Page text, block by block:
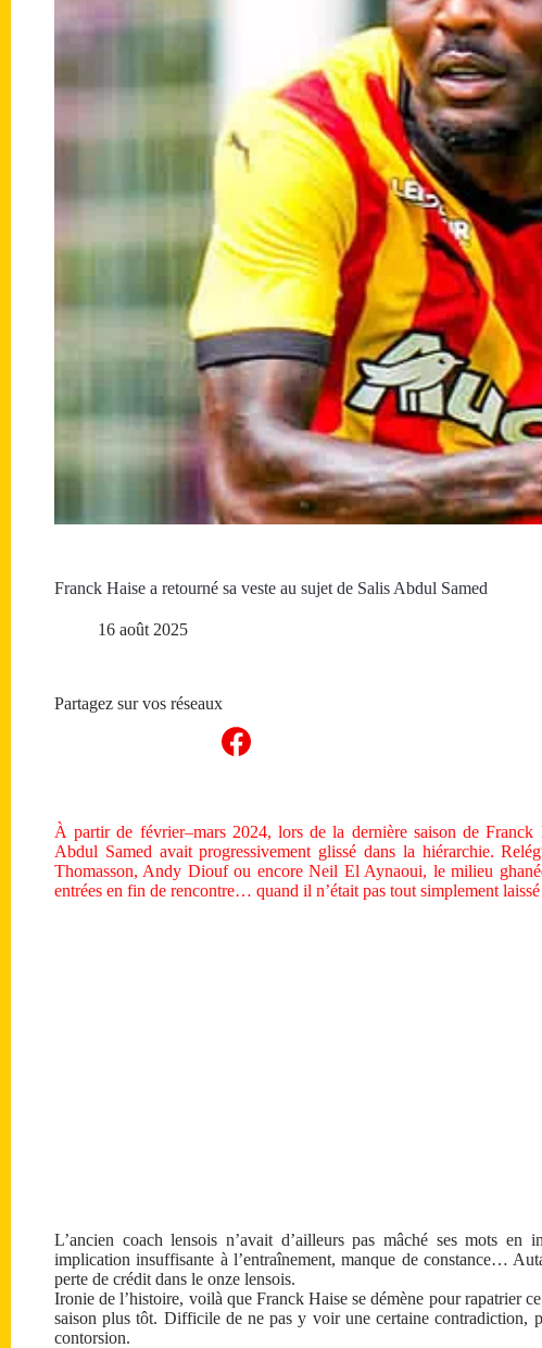
Franck Haise a retourné sa veste au sujet de Salis Abdul Samed
16 août 2025
Partagez sur vos réseaux
À partir de février–mars 2024, lors de la dernière saison de
Abdul Samed avait progressivement glissé dans la hiérarchie.
Thomasson, Andy Diouf ou encore Neil El Aynaoui, le milieu
entrées en fin de rencontre… quand il n’était pas tout simplement laissé
L’ancien coach lensois n’avait d’ailleurs pas mâché ses mots en
implication insuffisante à l’entraînement, manque de constance…
perte de crédit dans le onze lensois.
Ironie de l’histoire, voilà que Franck Haise se démène pour rapatrier
saison plus tôt. Difficile de ne pas y voir une certaine contradiction,
contorsion.